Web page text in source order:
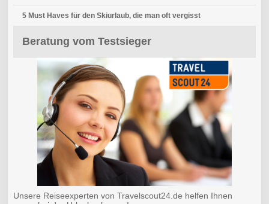
5 Must Haves für den Skiurlaub, die man oft vergisst
Beratung vom Testsieger
Unsere Reiseexperten von Travelscout24.de helfen Ihnen